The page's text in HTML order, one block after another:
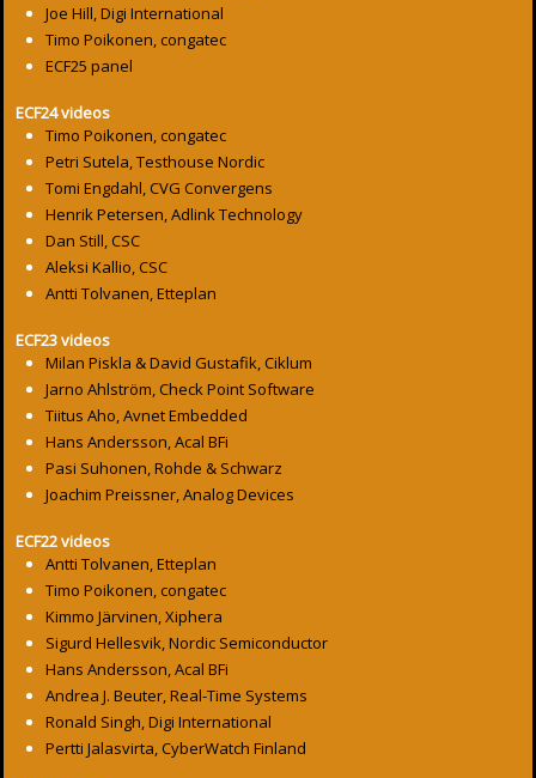
Joe Hill, Digi International
Timo Poikonen, congatec
ECF25 panel
ECF24 videos
Timo Poikonen, congatec
Petri Sutela, Testhouse Nordic
Tomi Engdahl, CVG Convergens
Henrik Petersen, Adlink Technology
Dan Still, CSC
Aleksi Kallio, CSC
Antti Tolvanen, Etteplan
ECF23 videos
Milan Piskla & David Gustafik, Ciklum
Jarno Ahlström, Check Point Software
Tiitus Aho, Avnet Embedded
Hans Andersson, Acal BFi
Pasi Suhonen, Rohde & Schwarz
Joachim Preissner, Analog Devices
ECF22 videos
Antti Tolvanen, Etteplan
Timo Poikonen, congatec
Kimmo Järvinen, Xiphera
Sigurd Hellesvik, Nordic Semiconductor
Hans Andersson, Acal BFi
Andrea J. Beuter, Real-Time Systems
Ronald Singh, Digi International
Pertti Jalasvirta, CyberWatch Finland